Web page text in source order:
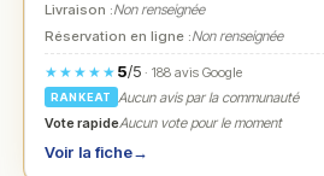
Livraison :Non renseignée
Réservation en ligne :Non renseignée
★★★★★ 5/5· 188 avis Google
RANKEAT
Aucun avis par la communauté
Vote rapideAucun vote pour le moment
Voir la fiche→